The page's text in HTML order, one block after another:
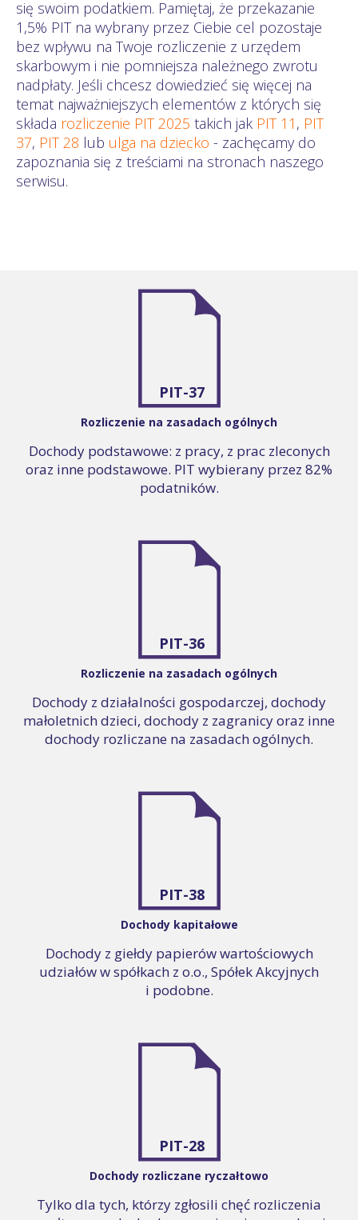
się swoim podatkiem. Pamiętaj, że przekazanie
1,5% PIT na wybrany przez Ciebie cel pozostaje
bez wpływu na Twoje rozliczenie z urzędem
skarbowym i nie pomniejsza należnego zwrotu
nadpłaty. Jeśli chcesz dowiedzieć się więcej na
temat najważniejszych elementów z których się
składa rozliczenie PIT 2025 takich jak PIT 11 , PIT
37, PIT 28 lub ulga na dziecko - zachęcamy do
zapoznania się z treściami na stronach naszego
serwisu.
PIT-37
Rozliczenie na zasadach ogólnych
Dochody podstawowe: z pracy, z prac zleconych
oraz inne podstawowe. PIT wybierany przez 82%
podatników.
PIT-36
Rozliczenie na zasadach ogólnych
Dochody z działalności gospodarczej, dochody
małoletnich dzieci, dochody z zagranicy oraz inne
dochody rozliczane na zasadach ogólnych.
PIT-38
Dochody kapitałowe
Dochody z giełdy papierów wartościowych
udziałów w spółkach z o.o., Spółek Akcyjnych
i podobne.
PIT-28
Dochody rozliczane ryczałtowo
Tylko dla tych, którzy zgłosili chęć rozliczenia